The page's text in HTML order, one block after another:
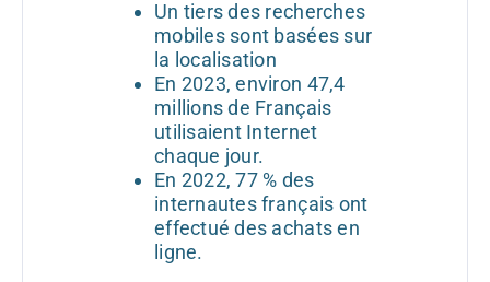
Un tiers des recherches
mobiles sont basées sur
la localisation
En 2023, environ 47,4
millions de Français
utilisaient Internet
chaque jour.
En 2022, 77 % des
internautes français ont
effectué des achats en
ligne.